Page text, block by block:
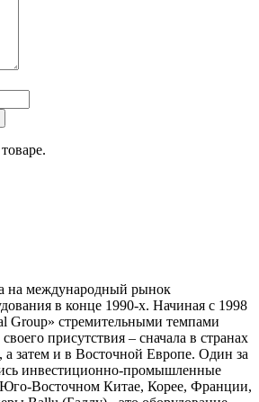
на международный рынок
в конце 1990-х. Начиная с 1998
Group» стремительными темпами
присутствия – сначала в странах
затем и в Восточной Европе. Один за
инвестиционно-промышленные
Восточном Китае, Корее, Франции,